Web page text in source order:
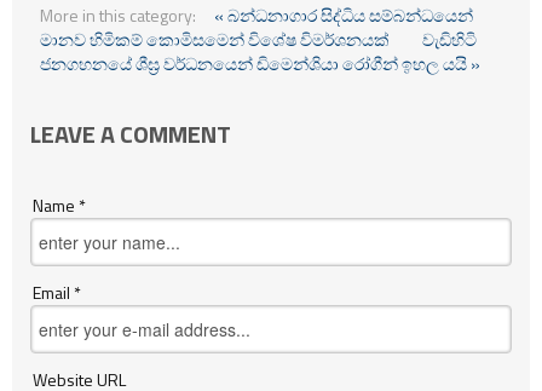
More in this category:
« බන්ධනාගාර සිද්ධිය සම්බන්ධයෙන්
මානව හිමිකම් කොමිසමෙන් විශේෂ විමර්ශනයක්
වැඩිහිටි
ජනගහනයේ ශීඝ්‍ර වර්ධනයෙන් ඩිමෙන්ශියා රෝගීන් ඉහල යයි »
LEAVE A COMMENT
Name *
Email *
Website URL